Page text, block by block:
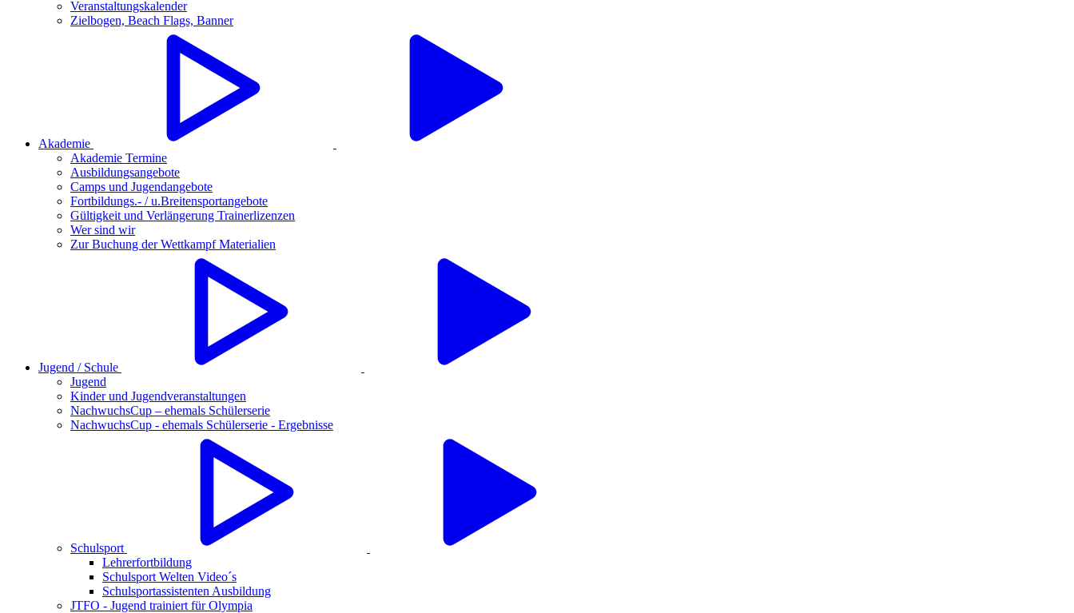
Veranstaltungskalender
Zielbogen, Beach Flags, Banner
Akademie
Akademie Termine
Ausbildungsangebote
Camps und Jugendangebote
Fortbildungs.- / u.Breitensportangebote
Gültigkeit und Verlängerung Trainerlizenzen
Wer sind wir
Zur Buchung der Wettkampf Materialien
Jugend / Schule
Jugend
Kinder und Jugendveranstaltungen
NachwuchsCup – ehemals Schülerserie
NachwuchsCup - ehemals Schülerserie - Ergebnisse
Schulsport
Lehrerfortbildung
Schulsport Welten Video´s
Schulsportassistenten Ausbildung
JTFO - Jugend trainiert für Olympia